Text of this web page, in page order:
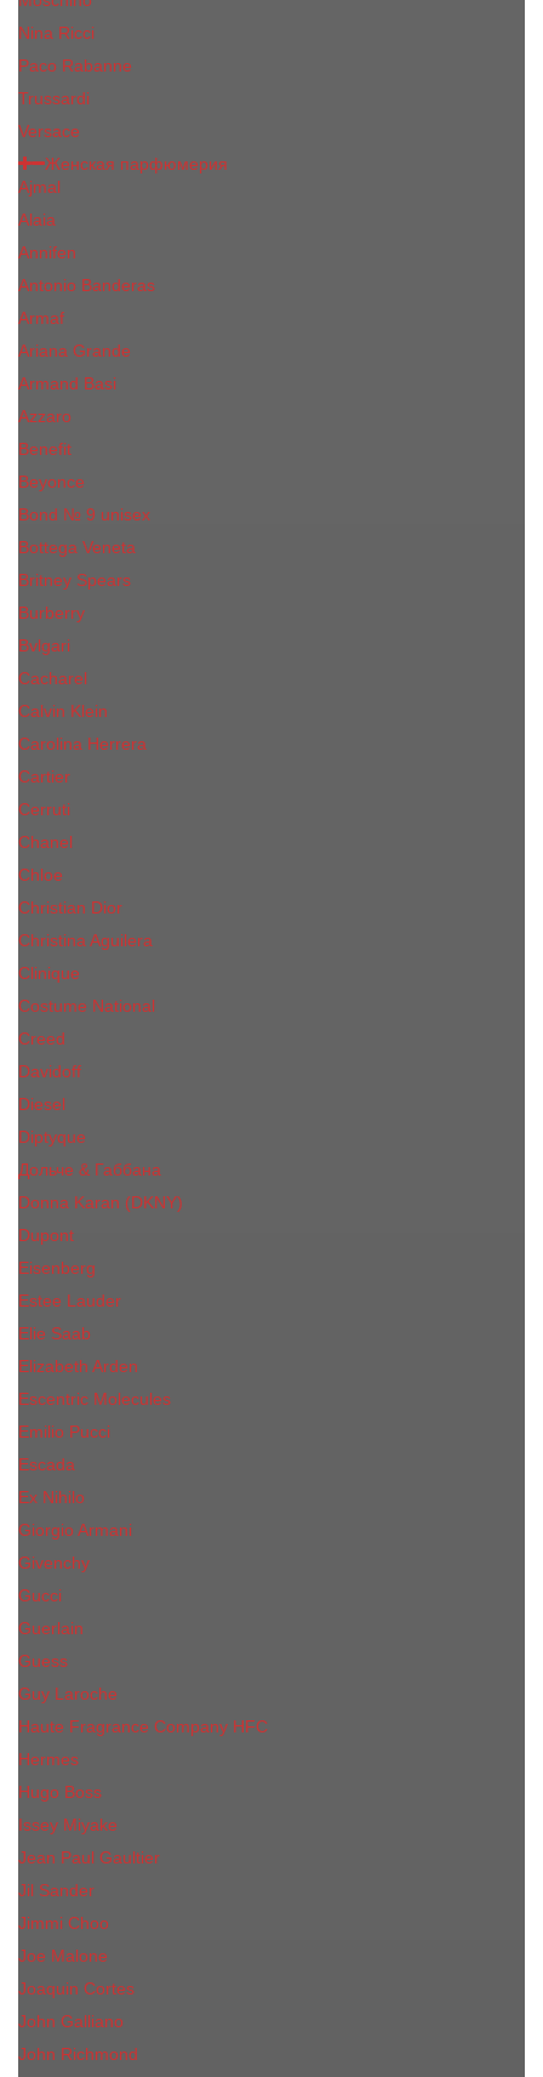
Nina Ricci
Paco Rabanne
Trussardi
Versace
Женская парфюмерия
Ajmal
Alaia
Annifen
Antonio Banderas
Armaf
Ariana Grande
Armand Basi
Azzaro
Benefit
Beyonce
Bond № 9 unisex
Bottega Veneta
Britney Spears
Burberry
Bvlgari
Cacharel
Calvin Klein
Carolina Herrera
Cartier
Cerruti
Сhanеl
Chloe
Christian Dior
Christina Aguilera
Сliniquе
Costume National
Creed
Davidoff
Diesel
Diptyque
Дольче & Габбана
Donna Karan (DKNY)
Dupont
Eisenberg
Еsteе Lаudеr
Elie Saab
Elizabeth Arden
Escentric Molecules
Emilio Pucci
Escada
Ex Nihilo
Giorgio Armani
Givenchy
Gucci
Guerlain
Guess
Guy Laroche
Haute Fragrance Company HFC
Hermes
Hugo Boss
Issey Miyake
Jean Paul Gaultier
Jil Sander
Jimmi Choo
Jое Malоnе
Joaquin Cortes
John Galliano
John Richmond